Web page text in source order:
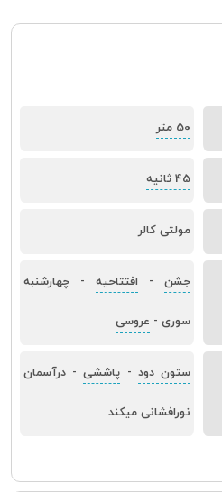
50 متر
45 ثانیه
مولتی کالر
جشن - افتتاحیه - چهارشنبه
سوری - عروسی
ستون دود - پاششی- درآسمان
نورافشانی میکند